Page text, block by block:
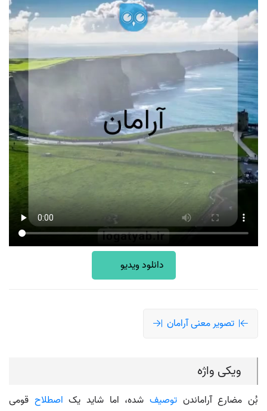
دانلود ویدیو
تصویر معنی آرامان
ویکی واژه
بُن مضارع آراماندن توصیفشده، اما شاید یک اصطلاح قومی